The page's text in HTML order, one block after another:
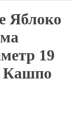
Яблоко
19
Кашпо